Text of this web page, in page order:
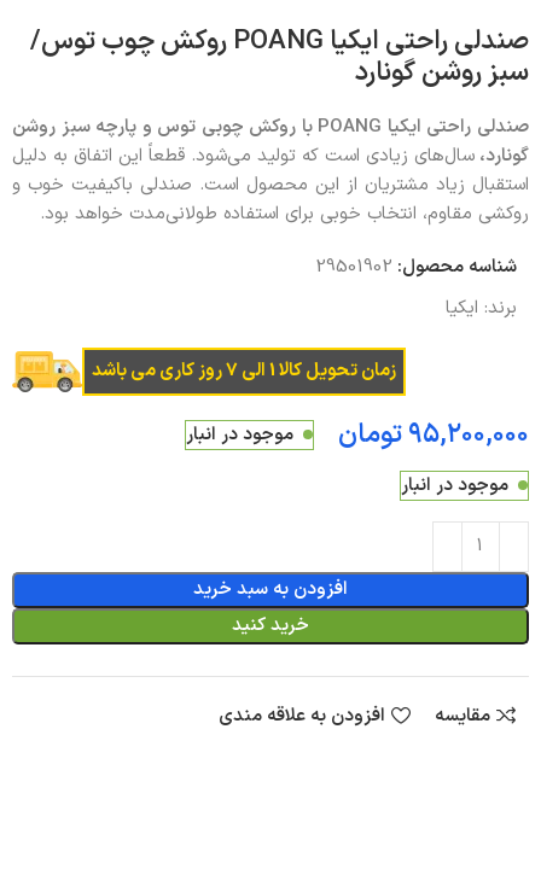
صندلی راحتی ایکیا POANG روکش چوب توس/
سبز روشن گونارد
صندلی راحتی ایکیا
روکش چوبی توس و پارچه سبز روشن
گونارد،سال‌های زیادی است که تولید می‌شود. قطعاً این اتفاق به دلیل
استقبال زیاد مشتریان از این محصول است. صندلی باکیفیت خوب و
روکشی مقاوم، انتخاب خوبی برای استفاده طولانی‌مدت خواهد بود.
شناسه محصول: 29501902
برند: ایکیا
زمان تحویل کالا 1 الی 7 روز کاری می باشد
تومان
موجود در انبار
موجود در انبار
افزودن به سبد خرید
خرید کنید
مقایسه افزودن به علاقه مندی